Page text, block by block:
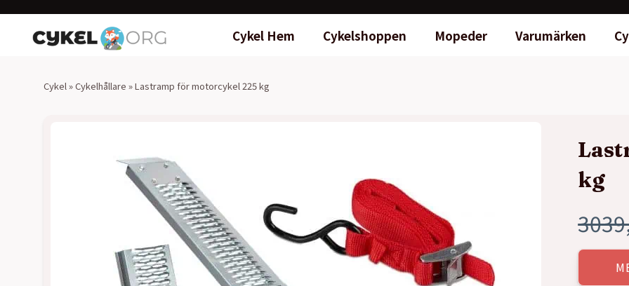
Cykel Hem Cykelshoppen Mopeder Varumärken
Cykel »Cykelhållare »Lastramp för motorcykel 225 kg
kg
Det
Det